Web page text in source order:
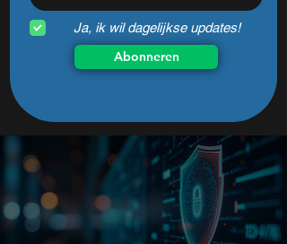
Ja, ik wil dagelijkse updates!
Abonneren